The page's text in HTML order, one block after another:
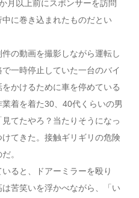
月以上前にスポンサーを訪問
に巻き込まれたものだとい
の動画を撮影しながら運転し
一時停止していた一台のバイ
かけるために車を停めている
着を着た30、40代くらいの男
てたやろ？当たりそうになっ
てきた。接触ギリギリの危険
。
ると、ドアーミラーを殴り
は苦笑いを浮かべながら、「い